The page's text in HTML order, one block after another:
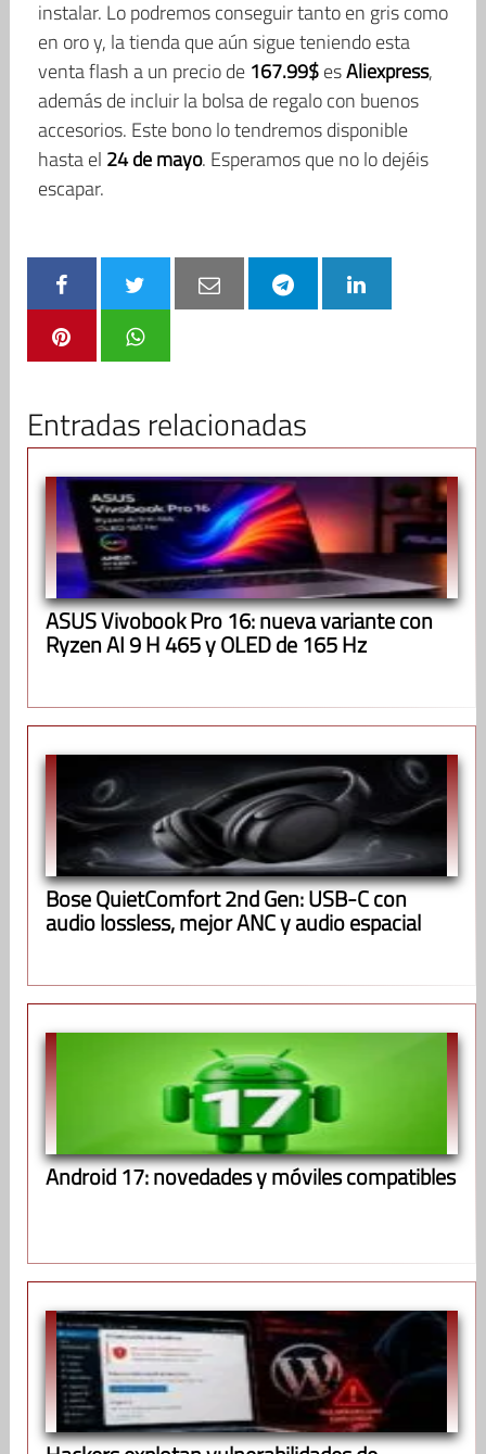
instalar. Lo podremos conseguir tanto en gris como
en oro y, la tienda que aún sigue teniendo esta
venta flash a un precio de 167.99$esAliexpress,
además de incluir la bolsa de regalo con buenos
accesorios. Este bono lo tendremos disponible
hasta el 24 de mayo. Esperamos que no lo dejéis
escapar.
Entradas relacionadas
ASUS Vivobook Pro 16: nueva variante con
Ryzen AI 9 H 465 y OLED de 165 Hz
Bose QuietComfort 2nd Gen: USB-C con
audio lossless, mejor ANC y audio espacial
Android 17: novedades y móviles compatibles